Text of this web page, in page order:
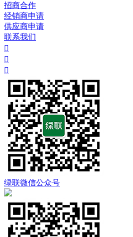
招商合作
经销商申请
供应商申请
联系我们



绿联微信公众号